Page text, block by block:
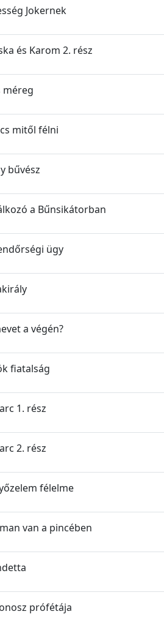
Jokernek
és Karom 2. rész
méreg
mitől félni
bűvész
a Bűnsikátorban
ügy
a végén?
fiatalság
1. rész
2. rész
félelme
van a pincében
prófétája